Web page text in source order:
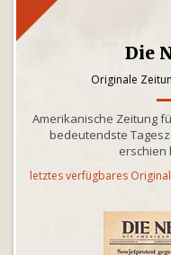
Die
Originale
Amerikanische Zeitung
bedeutendste
erschien
letztes verfügbares